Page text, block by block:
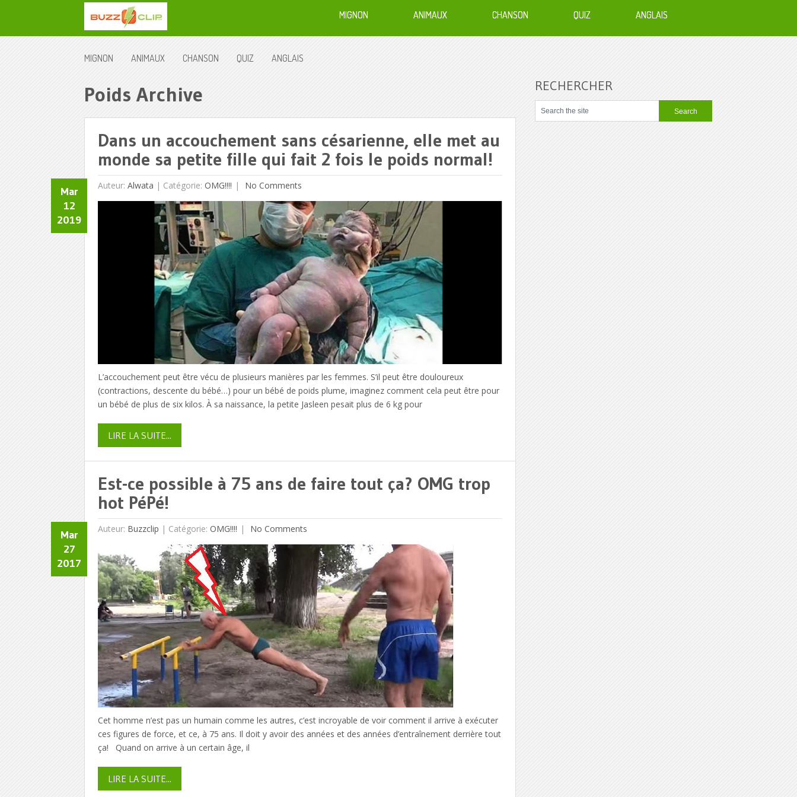
MIGNON ANIMAUX CHANSON QUIZ ANGLAIS
MIGNON ANIMAUX CHANSON QUIZ ANGLAIS
Poids Archive
Dans un accouchement sans césarienne, elle met au
monde sa petite fille qui fait 2 fois le poids normal!
Auteur: Alwata |
Mar
12
2019
Catégorie: OMG!!!! No Comments
L’accouchement peut être vécu de plusieurs manières par les femmes. S’il peut être douloureux
(contractions, descente du bébé…) pour un bébé de poids plume, imaginez comment cela peut être pour
un bébé de plus de six kilos. À sa naissance, la petite Jasleen pesait plus de 6 kg pour
LIRE LA SUITE...
Est-ce possible à 75 ans de faire tout ça? OMG trop
hot PéPé!
Auteur: Buzzclip |
Mar
27
2017
Catégorie: OMG!!!! No Comments
Cet homme n’est pas un humain comme les autres, c’est incroyable de voir comment il arrive à exécuter
ces figures de force, et ce, à 75 ans. Il doit y avoir des années et des années d’entraînement derrière tout
ça! Quand on arrive à un certain âge, il
LIRE LA SUITE...
RECHERCHER